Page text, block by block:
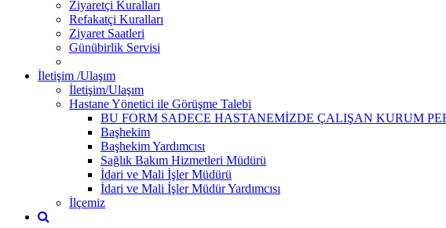
Ziyaretçi Kuralları
Refakatçi Kuralları
Ziyaret Saatleri
Günübirlik Servisi
İletişim /Ulaşım
İletişim/Ulaşım
Hastane Yönetici ile Görüşme Talebi
BU FORM SADECE HASTANEMİZDE ÇALIŞAN KURUM
Başhekim
Başhekim Yardımcısı
Sağlık Bakım Hizmetleri Müdürü
İdari ve Mali İşler Müdürü
İdari ve Mali İşler Müdür Yardımcısı
İlçemiz